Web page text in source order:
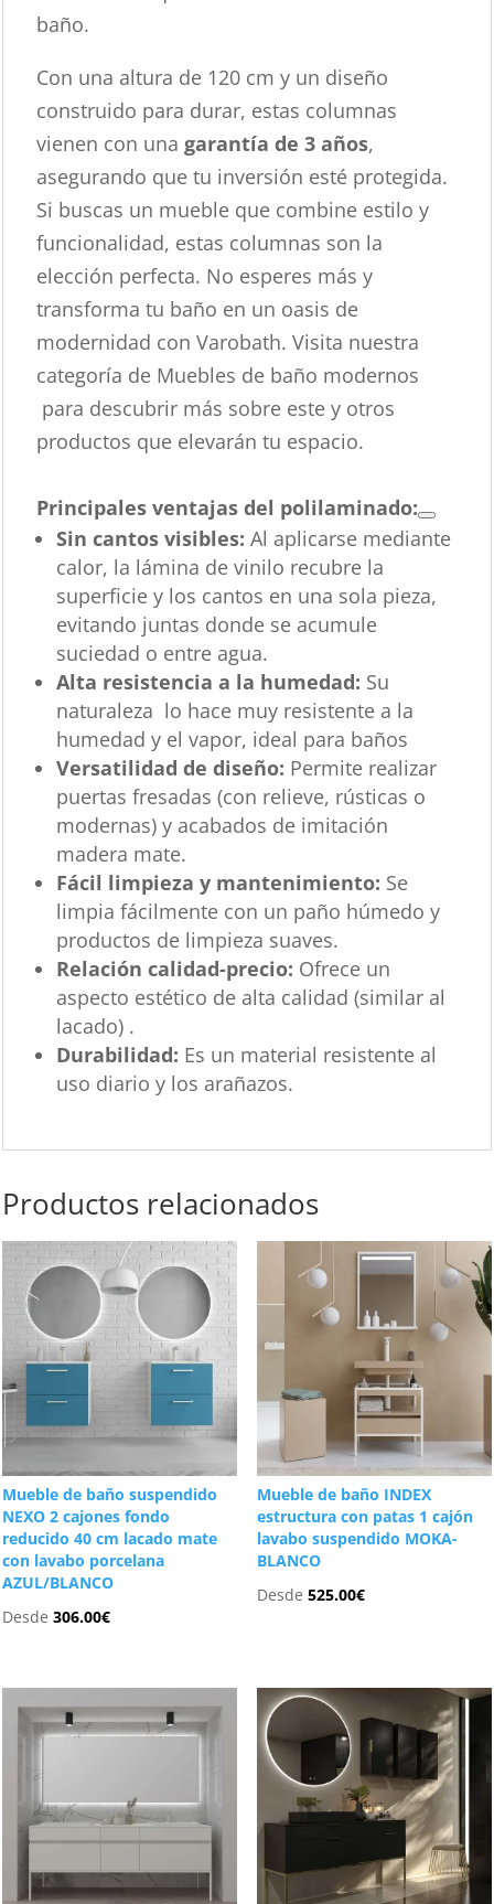
baño.
Con una altura de 120 cm y un diseño
construido para durar, estas columnas
vienen con unagarantía de 3 años,
asegurando que tu inversión esté protegida.
Si buscas un mueble que combine estilo y
funcionalidad, estas columnas son la
elección perfecta. No esperes más y
transforma tu baño en un oasis de
modernidad con Varobath. Visita nuestra
categoría de Muebles de baño modernos
para descubrir más sobre este y otros
productos que elevarán tu espacio.
Principales ventajas del polilaminado:
Sin cantos visibles: Al aplicarse mediante
calor, la lámina de vinilo recubre la
superficie y los cantos en una sola pieza,
evitando juntas donde se acumule
suciedad o entre agua.
Alta resistencia a la humedad: Su
naturaleza lo hace muy resistente a la
humedad y el vapor, ideal para baños
Versatilidad de diseño: Permite realizar
puertas fresadas (con relieve, rústicas o
modernas) y acabados de imitación
madera mate.
Fácil limpieza y mantenimiento: Se
limpia fácilmente con un paño húmedo y
productos de limpieza suaves.
Relación calidad-precio: Ofrece un
aspecto estético de alta calidad (similar al
lacado) .
Durabilidad: Es un material resistente al
uso diario y los arañazos.
Productos relacionados
Mueble de baño suspendido
NEXO 2 cajones fondo
reducido 40 cm lacado mate
con lavabo porcelana
AZUL/BLANCO
Desde306.00€
Mueble de baño INDEX
estructura con patas 1 cajón
lavabo suspendido MOKA-
BLANCO
Desde 525.00€